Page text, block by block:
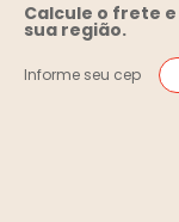
Calcule o frete
sua região.
Informe seu cep